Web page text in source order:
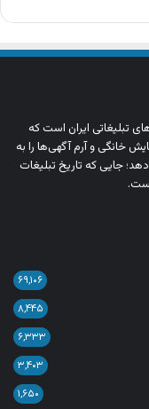
تبلیغاتی ایران است که
خانگی و آرم‌ آگهی‌ها را به‌
جایی که تاریخ تبلیغات
۶۹,۱۰۶
۸,۴۴۵
۶,۳۳۳
۳,۴۰۳
۱,۶۵۰